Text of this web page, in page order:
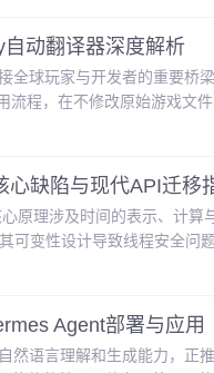
、PB3、PB4等引脚在复
动翻译器深度解析
全球玩家与开发者的重要桥
程，在不修改原始游戏文
大多数基于Unity引擎开发
际应用场景中，这不仅解决了
心缺陷与现代API迁移
原理涉及时间的表示、计算
变性设计导致线程安全问
助于处理遗留系统代码和掌
Agent部署与应用
语言理解和生成能力，正